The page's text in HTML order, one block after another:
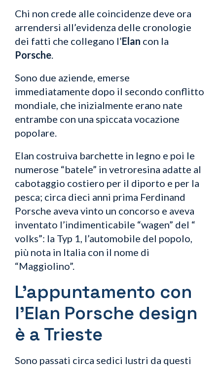
Chi non crede alle coincidenze deve ora
arrendersi all’evidenza delle cronologie
dei fatti che collegano l’Elan con la
Porsche.
Sono due aziende, emerse
immediatamente dopo il secondo conflitto
mondiale, che inizialmente erano nate
entrambe con una spiccata vocazione
popolare.
Elan costruiva barchette in legno e poi le
numerose “batele” in vetroresina adatte al
cabotaggio costiero per il diporto e per la
pesca; circa dieci anni prima Ferdinand
Porsche aveva vinto un concorso e aveva
inventato l’indimenticabile “wagen” del “
volks”: la Typ 1, l’automobile del popolo,
più nota in Italia con il nome di
“Maggiolino”.
L’appuntamento con
l’Elan Porsche design
è a Trieste
Sono passati circa sedici lustri da questi